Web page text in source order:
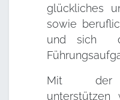
glückliches
sowie
und sich
Mit der
unterstützen